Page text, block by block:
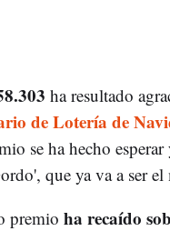
ha resultado
de Lotería de
se ha hecho
que ya va a ser
premio ha recaído